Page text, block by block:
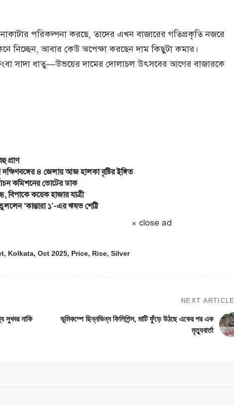
পরিকল্পনা করছে, তাদের এখন বাজারের গতিপ্রকৃতি নজরে
নিচ্ছেন, আবার কেউ অপেক্ষা করছেন দাম কিছুটা কমার।
সাদা ধাতু—উভয়ের দামের দোলাচল উৎসবের আগের বাজারকে
প্রাণ
৪ জেলায় আজ হালকা বৃষ্টির ইঙ্গিত
কমিশনের ভোটের ডাক
বিপাকে কয়েক হাজার যাত্রী
‘কান্তারা ১’-এর ঋষভ শেট্টি
, Kolkata,Oct 2025, Price, Rise,Silver
সুখবর নাকি
NEXT ARTICLE
ভূমিকম্পে ছিন্নভিন্ন ফিলিপিন্স, মাটি ফুঁড়ে উঠছে একের পর এক
মৃত্যুবার্তা
× close ad